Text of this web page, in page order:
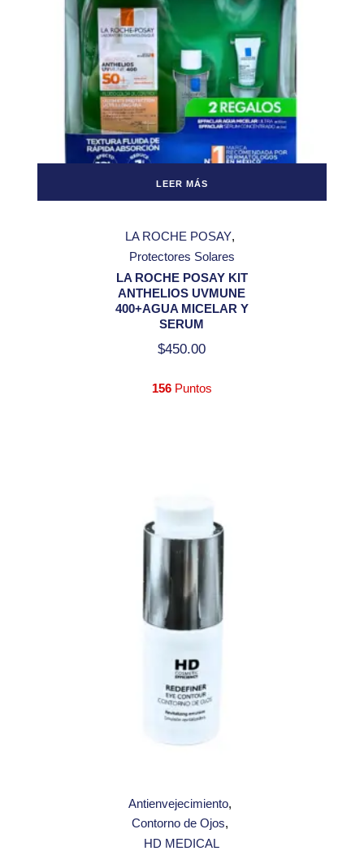
LEER MÁS
LA ROCHE POSAY
Protectores Solares
LA ROCHE POSAY KIT
ANTHELIOS UVMUNE
400+AGUA MICELAR Y
SERUM
$450.00
156Puntos
Antienvejecimiento
Contorno de Ojos
HD MEDICAL